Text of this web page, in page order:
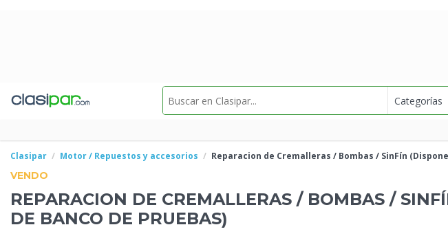
Clasipar Motor / Repuestos y accesorios Reparacion de Cremalleras / Bombas / SinFín
VENDO
REPARACION DE CREMALLERAS / BOMBAS /
DE BANCO DE PRUEBAS)